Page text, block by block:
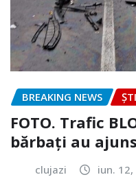
BREAKING NEWS
FOTO. Trafic
bărbați au
clujazi iun.